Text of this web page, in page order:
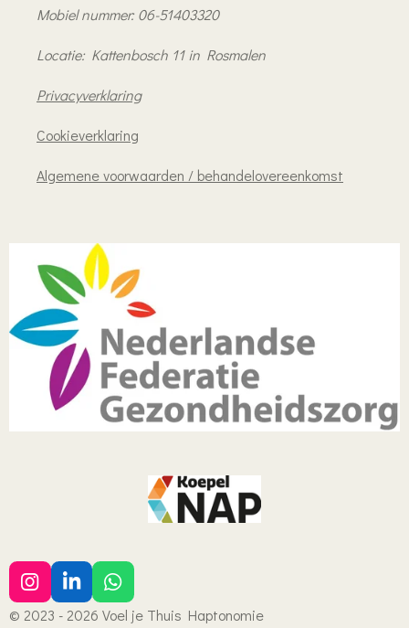
Mobiel nummer: 06-51403320
Locatie: Kattenbosch 11 in Rosmalen
Privacyverklaring
Cookieverklaring
Algemene voorwaarden / behandelovereenkomst
I
n
L
i
W
h
© 2023 - 2026 Voel je Thuis Haptonomie